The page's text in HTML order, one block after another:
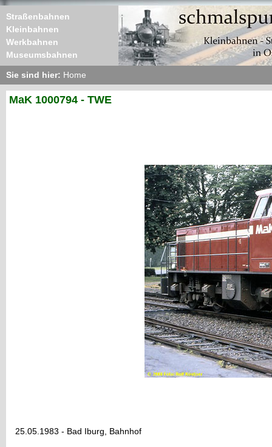
Straßenbahnen
Kleinbahnen
Werkbahnen
Museumsbahnen
Sie sind hier: Home
MaK 1000794 - TWE
25.05.1983 - Bad Iburg, Bahnhof